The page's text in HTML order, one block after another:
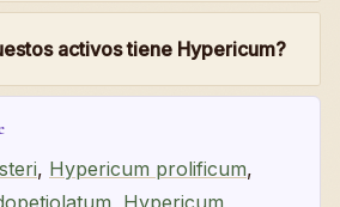
activos tiene Hypericum?
, Hypericum prolificum,
Hypericum